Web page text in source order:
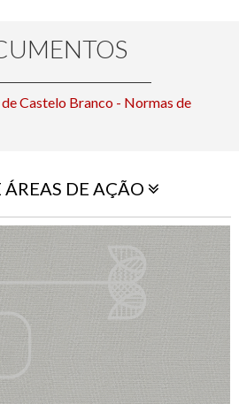
Castelo Branco - Normas de
DE AÇÃO